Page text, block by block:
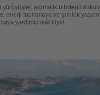
yürüyüşler, aromatik bitkilerin
enerji toplamaya ve günlük
yardımcı olabiliyor